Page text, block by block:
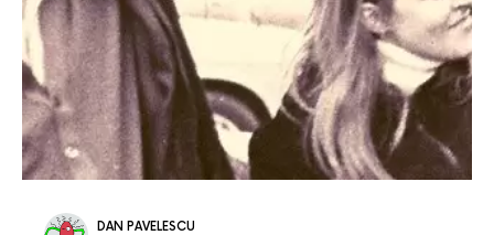
DAN PAVELESCU